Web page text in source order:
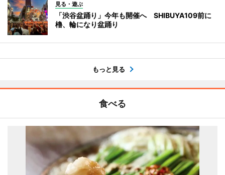
見る・遊ぶ
「渋谷盆踊り」今年も開催へ SHIBUYA109前に
櫓、輪になり盆踊り
もっと見る
食べる